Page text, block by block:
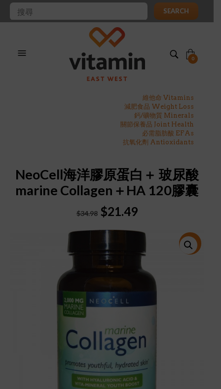
SEARCH
0
維他命 Vitamins
減肥食品 Weight Loss
鈣/礦物質 Minerals
關節保養品 Joint Health
必需脂肪酸 EFAs
抗氧化劑 Antioxidants
NeoCell海洋膠原蛋白＋ 玻尿酸
marine Collagen＋HA 120膠囊
$34.98 Original
was:
$34.98.
$21.49Current
is:
特價!